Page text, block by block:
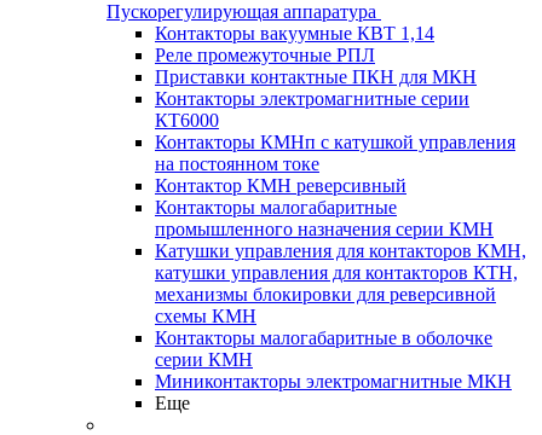
Пускорегулирующая аппаратура
Контакторы вакуумные КВТ 1,14
Реле промежуточные РПЛ
Приставки контактные ПКН для МКН
Контакторы электромагнитные серии
КТ6000
Контакторы КМНп с катушкой управления
на постоянном токе
Контактор КМН реверсивный
Контакторы малогабаритные
промышленного назначения серии КМН
Катушки управления для контакторов КМН,
катушки управления для контакторов КТН,
механизмы блокировки для реверсивной
схемы КМН
Контакторы малогабаритные в оболочке
серии КМН
Миниконтакторы электромагнитные МКН
Еще